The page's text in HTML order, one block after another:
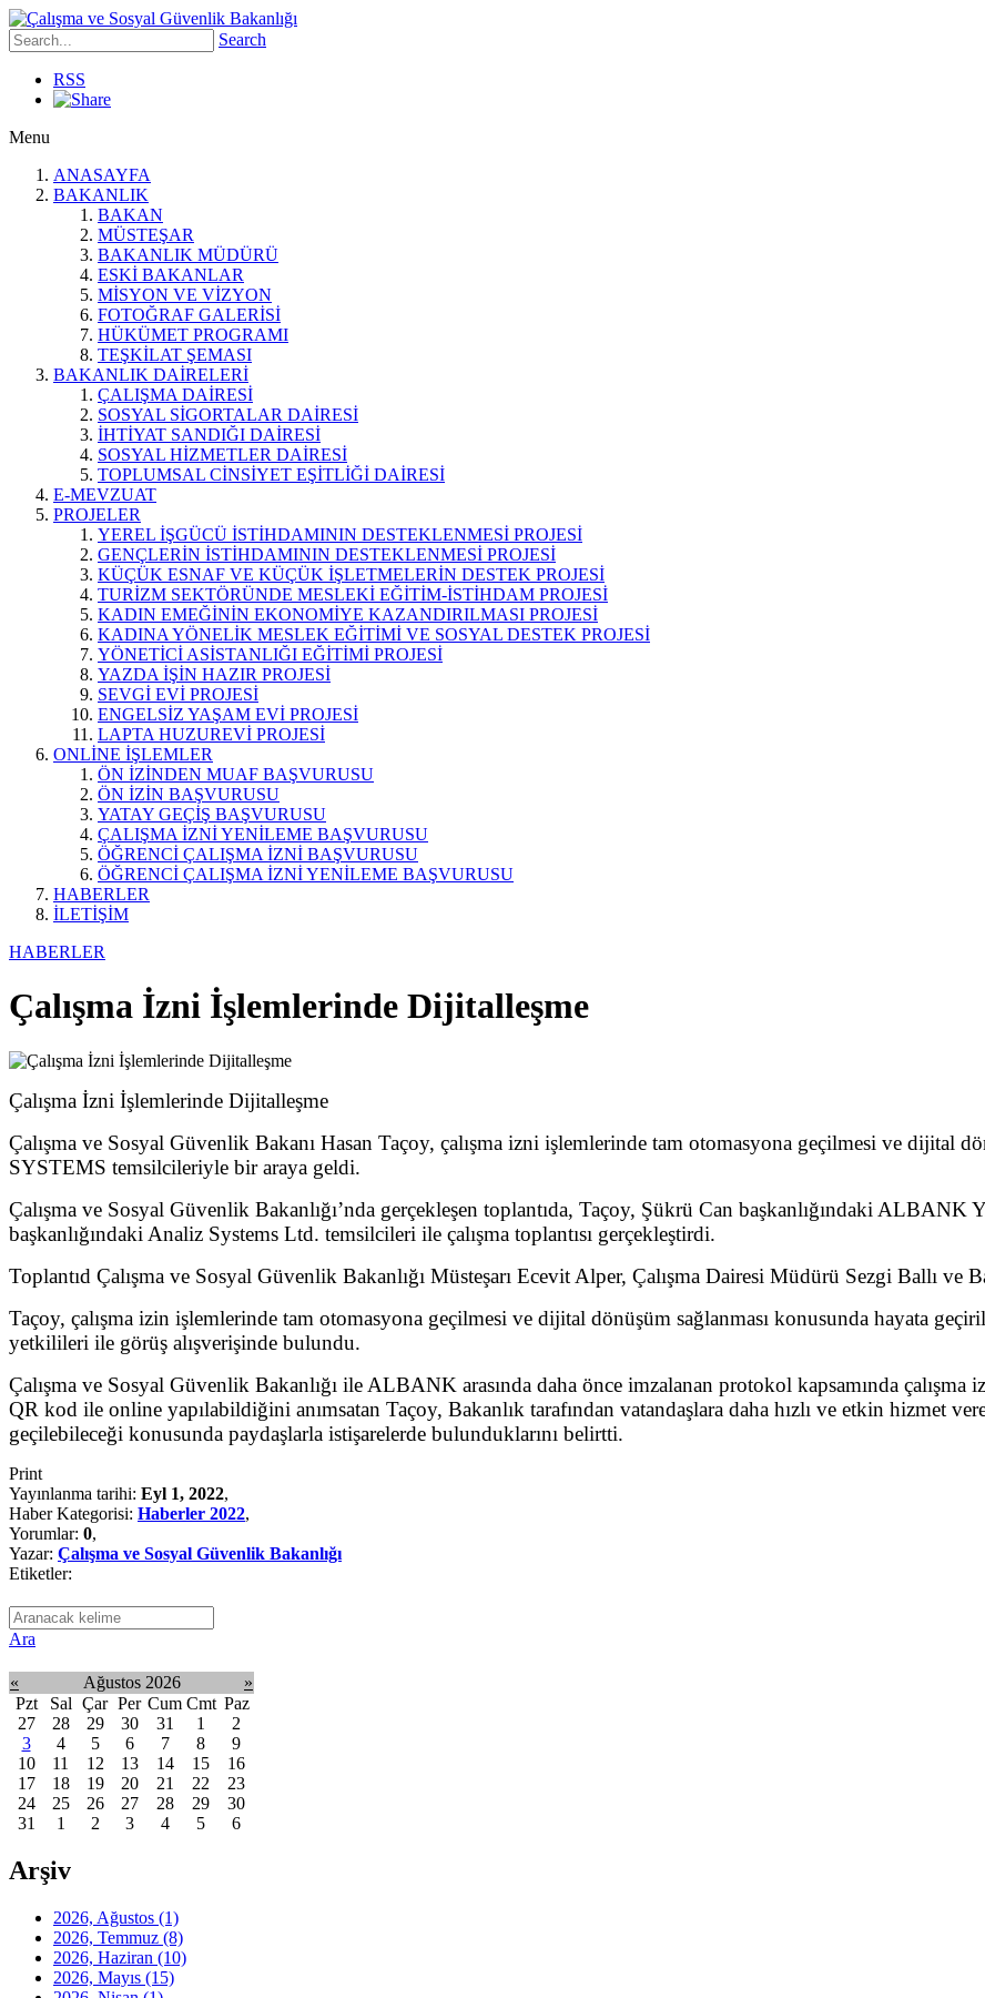
Search
RSS
Menu
ANASAYFA
BAKANLIK
BAKAN
MÜSTEŞAR
BAKANLIK MÜDÜRÜ
ESKİ BAKANLAR
MİSYON VE VİZYON
FOTOĞRAF GALERİSİ
HÜKÜMET PROGRAMI
TEŞKİLAT ŞEMASI
BAKANLIK DAİRELERİ
ÇALIŞMA DAİRESİ
SOSYAL SİGORTALAR DAİRESİ
İHTİYAT SANDIĞI DAİRESİ
SOSYAL HİZMETLER DAİRESİ
TOPLUMSAL CİNSİYET EŞİTLİĞİ DAİRESİ
E-MEVZUAT
PROJELER
YEREL İŞGÜCÜ İSTİHDAMININ DESTEKLENMESİ PROJESİ
GENÇLERİN İSTİHDAMININ DESTEKLENMESİ PROJESİ
KÜÇÜK ESNAF VE KÜÇÜK İŞLETMELERİN DESTEK PROJESİ
TURİZM SEKTÖRÜNDE MESLEKİ EĞİTİM-İSTİHDAM PROJESİ
KADIN EMEĞİNİN EKONOMİYE KAZANDIRILMASI PROJESİ
KADINA YÖNELİK MESLEK EĞİTİMİ VE SOSYAL DESTEK PROJESİ
YÖNETİCİ ASİSTANLIĞI EĞİTİMİ PROJESİ
YAZDA İŞİN HAZIR PROJESİ
SEVGİ EVİ PROJESİ
ENGELSİZ YAŞAM EVİ PROJESİ
LAPTA HUZUREVİ PROJESİ
ONLİNE İŞLEMLER
ÖN İZİNDEN MUAF BAŞVURUSU
ÖN İZİN BAŞVURUSU
YATAY GEÇİŞ BAŞVURUSU
ÇALIŞMA İZNİ YENİLEME BAŞVURUSU
ÖĞRENCİ ÇALIŞMA İZNİ BAŞVURUSU
ÖĞRENCİ ÇALIŞMA İZNİ YENİLEME BAŞVURUSU
HABERLER
İLETİŞİM
HABERLER
Çalışma İzni İşlemlerinde Dijitalleşme
Çalışma İzni İşlemlerinde Dijitalleşme
Çalışma ve Sosyal Güvenlik Bakanı Hasan Taçoy, çalışma izni işlemlerinde tam otomasyona geçilmesi ve
SYSTEMS temsilcileriyle bir araya geldi.
Çalışma ve Sosyal Güvenlik Bakanlığı’nda gerçekleşen toplantıda, Taçoy, Şükrü Can başkanlığındaki
başkanlığındaki Analiz Systems Ltd. temsilcileri ile çalışma toplantısı gerçekleştirdi.
Toplantıd Çalışma ve Sosyal Güvenlik Bakanlığı Müsteşarı Ecevit Alper, Çalışma Dairesi Müdürü Sezgi Ballı
Taçoy, çalışma izin işlemlerinde tam otomasyona geçilmesi ve dijital dönüşüm sağlanması konusunda hayata
yetkilileri ile görüş alışverişinde bulundu.
Çalışma ve Sosyal Güvenlik Bakanlığı ile ALBANK arasında daha önce imzalanan protokol kapsamında
QR kod ile online yapılabildiğini anımsatan Taçoy, Bakanlık tarafından vatandaşlara daha hızlı ve etkin hizmet
geçilebileceği konusunda paydaşlarla istişarelerde bulunduklarını belirtti.
Print
Yayınlanma tarihi: Eyl 1, 2022,
Haber Kategorisi: Haberler 2022,
Yorumlar: 0,
Yazar: Çalışma ve Sosyal Güvenlik Bakanlığı
Etiketler:
Ara
« Ağustos 2026
»
Pzt
Sal Çar Per Cum Cmt Paz
27
28 29 30 31 1
2
3
4 5 6 7 8
9
10
11 12 13 14 15
16
17
18 19 20 21 22
23
24
25 26 27 28 29
30
31
1 2 3 4 5 6
Arşiv
2026, Ağustos (1)
2026, Temmuz (8)
2026, Haziran (10)
2026, Mayıs (15)